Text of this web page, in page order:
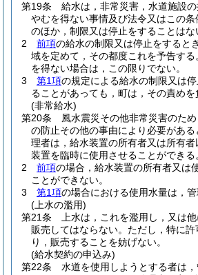
第19条
給水は，非常災害，水道施設
やむを得ない事情及び法令又はこの
のほか，制限又は停止をすることはな
2
前項の給水の制限又は停止をすると
域を定めて，その都度これを予告する
を得ない場合は，この限りでない。
3
第1項の規定による給水の制限又は
ることがあっても，町は，その責めを
(非常給水)
第20条
風水震災その他非常災害のた
の防止その他の事由により必要があ
理者は，給水装置の所有者又は所有
装置を臨時に使用させることができる
2
前項の場合，給水装置の所有者又は
ことができない。
3
第1項の場合における使用水量は，管
(上水の濫用)
第21条
上水は，これを濫用し，又は
販売してはならない。 ただし，特に
り，販売することを妨げない。
(給水契約の申込み)
第22条
水道を使用しようとする者は